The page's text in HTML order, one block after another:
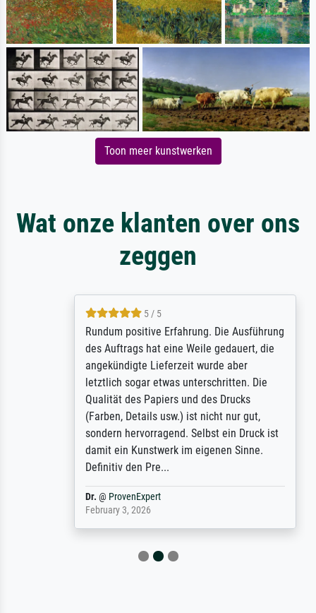
Toon meer kunstwerken
Wat onze klanten over ons
zeggen
5 / 5
Rundum positive Erfahrung. Die Ausführung
des Auftrags hat eine Weile gedauert, die
angekündigte Lieferzeit wurde aber
letztlich sogar etwas unterschritten. Die
Qualität des Papiers und des Drucks
(Farben, Details usw.) ist nicht nur gut,
sondern hervorragend. Selbst ein Druck ist
damit ein Kunstwerk im eigenen Sinne.
Definitiv den Pre...
ProvenExpert
February 3, 2026